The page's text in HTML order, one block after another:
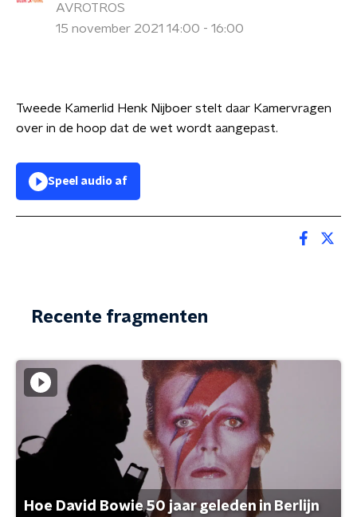
AVROTROS
15 november 2021 14:00 - 16:00
Tweede Kamerlid Henk Nijboer stelt daar Kamervragen
over in de hoop dat de wet wordt aangepast.
Speel audio af
Recente fragmenten
Hoe David Bowie 50 jaar geleden in Berlijn